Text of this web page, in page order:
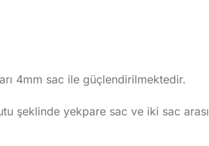
4mm sac ile güçlendirilmektedir.
şeklinde yekpare sac ve iki sac arası